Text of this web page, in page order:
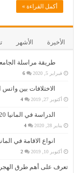
أكمل القراءة »
الأخيرة الأشهر
طريقة مراسلة
فبراير 5, 2020 6
الاختلافات بين
أكتوبر 27, 2019 4
الدراسة في المانيا 2020 واهم التفاصيل عنها
يناير 28, 2020 4
انواع الاقامة في
أكتوبر 10, 2019 2
تعرف على أهم طرق الهجرة